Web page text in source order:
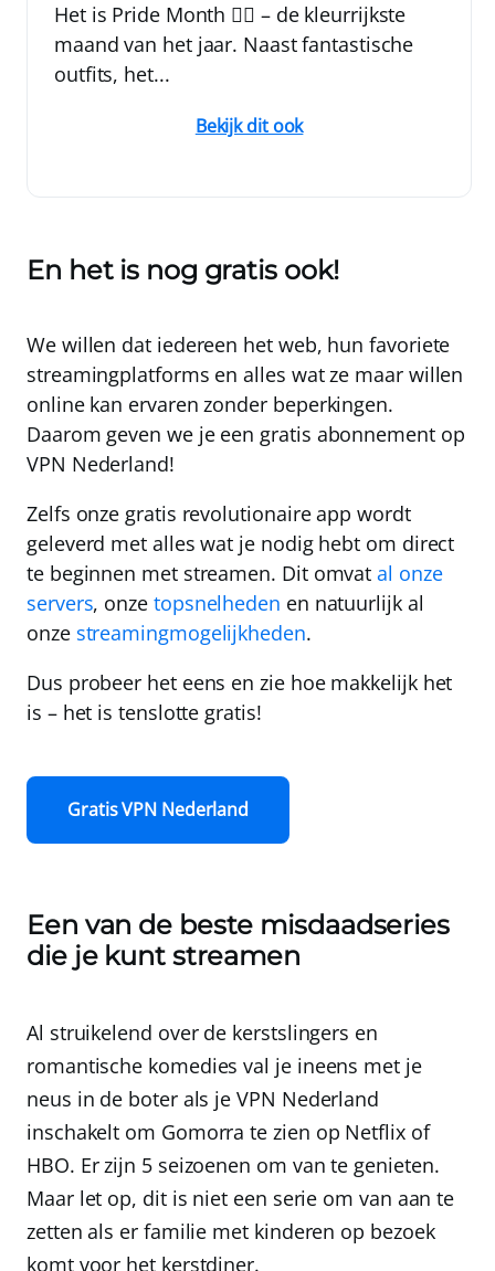
Het is Pride Month 🏳️‍🌈 – de kleurrijkste
maand van het jaar. Naast fantastische
outfits, het...
Bekijk dit ook
En het is nog gratis ook!
We willen dat iedereen het web, hun favoriete
streamingplatforms en alles wat ze maar willen
online kan ervaren zonder beperkingen.
Daarom geven we je een gratis abonnement op
VPN Nederland!
Zelfs onze gratis revolutionaire app wordt
geleverd met alles wat je nodig hebt om direct
te beginnen met streamen. Dit omvatal onze
servers, onze topsnelheden en natuurlijk al
onze streamingmogelijkheden.
Dus probeer het eens en zie hoe makkelijk het
is –het is tenslotte gratis!
Gratis VPN Nederland
Een van de beste misdaadseries
die je kunt streamen
Al struikelend over de kerstslingers en
romantische komedies val je ineens met je
neus in de boter als jeVPN Nederland
inschakelt om Gomorra te zien op Netflix of
HBO. Er zijn 5 seizoenen om van te genieten.
Maar let op, dit is niet een serie om van aan te
zetten als er familie met kinderen op bezoek
komt voor het kerstdiner.